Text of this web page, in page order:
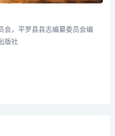
会，平罗县县志编纂委员会编
版社